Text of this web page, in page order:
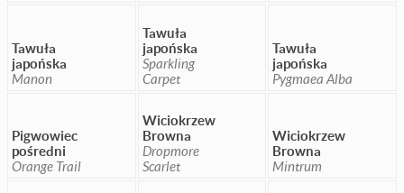
Tawuła
japońska
Manon
Tawuła
japońska
Sparkling
Carpet
Tawuła
japońska
Pygmaea Alba
Pigwowiec
pośredni
Orange Trail
Wiciokrzew
Browna
Dropmore
Scarlet
Wiciokrzew
Browna
Mintrum